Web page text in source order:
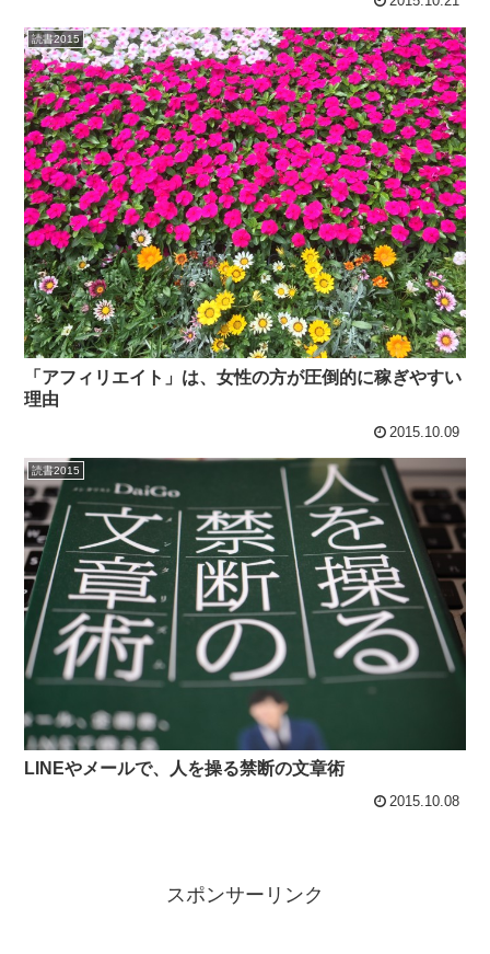
読書2015
「アフィリエイト」は、女性の方が圧倒的に稼ぎやすい
理由
2015.10.09
読書2015
LINEやメールで、人を操る禁断の文章術
2015.10.08
スポンサーリンク